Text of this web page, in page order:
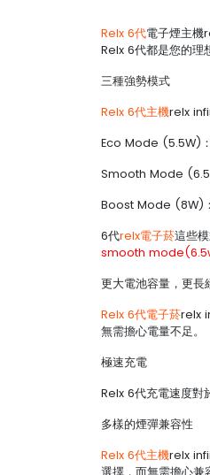
Relx 6代電子煙主機
Relx 6代都是您的理
三種強勢模式
Relx 6代主機relx
Eco Mode (5.5W)：
Smooth Mode
Boost Mode (8W)：
6代relx電子菸這些
smooth
更大電池容量，更長
Relx 6代電子菸relx
無需擔心電量不足。
極速充電
Relx 6代充電速度對
多樣的煙彈兼容性
Relx 6代主機relx